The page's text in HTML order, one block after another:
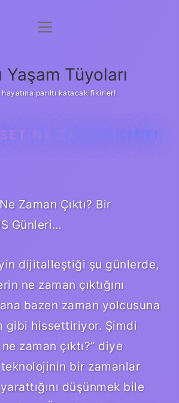
Anasayfa
Yasal Uyarı
menüyü
Yaşam Tüyoları
parıltı katacak fikirler!
NE ZAMAN ÇIKTI
Zaman Çıktı? Bir
Günleri…
dijitalleştiği şu günlerde,
ne zaman çıktığını
bazen zaman yolcusuna
gibi hissettiriyor. Şimdi
zaman çıktı?” diye
bir zamanlar
düşünmek bile